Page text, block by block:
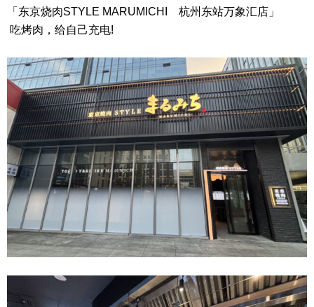
「东京烧肉STYLE MARUMICHI 杭州东站万象汇店」
吃烤肉，给自己充电!